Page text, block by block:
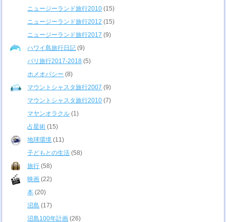
ニュージーランド旅行2010 (15)
ニュージーランド旅行2012 (15)
ニュージーランド旅行2017 (9)
ハワイ島旅行日記 (9)
パリ旅行2017-2018 (5)
ホメオパシー (8)
マウントシャスタ旅行2007 (9)
マウントシャスタ旅行2010 (7)
マヤンオラクル (1)
占星術 (15)
地球環境 (11)
子どもとの生活 (58)
旅行 (58)
映画 (22)
本 (20)
沼島 (17)
沼島100年計画 (26)